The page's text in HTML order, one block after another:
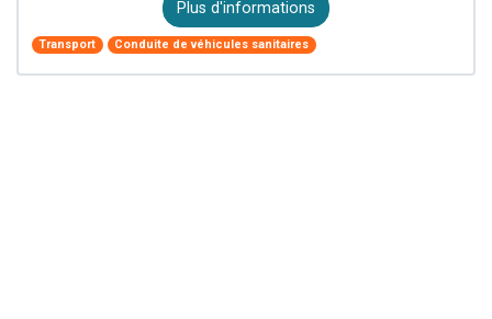
Plus d'informations
Transport Conduite de véhicules sanitaires